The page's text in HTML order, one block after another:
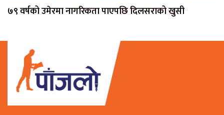
७९ वर्षको उमेरमा नागरिकता पाएपछि दिलसराको खुसी